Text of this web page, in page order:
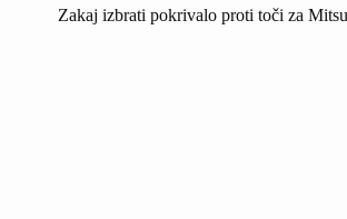
Zakaj izbrati pokrivalo proti toči za